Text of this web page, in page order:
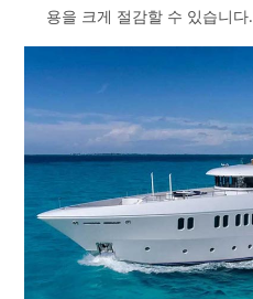
용을 크게 절감할 수 있습니다.